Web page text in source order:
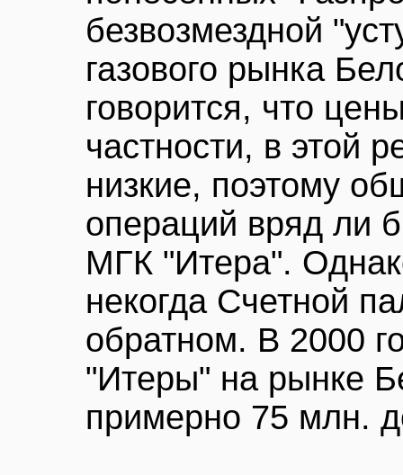
безвозмездной
газового рынка
говорится, что
частности, в этой
низкие, поэтому
операций вряд ли
МГК "Итера".
некогда Счетной
обратном. В 2000
"Итеры" на рынке
примерно 75 млн.